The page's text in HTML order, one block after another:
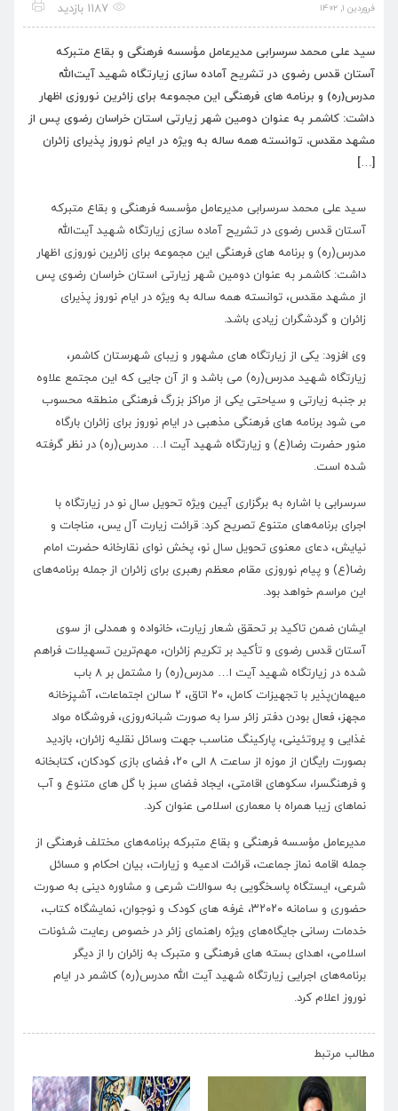
فروردین ۱, ۱۴۰۲ 1187 بازدید
سید علی محمد سرسرابی مدیرعامل مؤسسه فرهنگی و بقاع متبرکه
آستان قدس رضوی در تشریح آماده سازی زیارتگاه شهید آیت‌الله
مدرس(ره) و برنامه های فرهنگی این مجموعه برای زائرین نوروزی اظهار
داشت: کاشمـر به عنوان دومین شهر زیارتی استان خراسان رضوی پس از
مشهد مقدس، توانسته همه ساله به ویژه در ایام نوروز پذیرای زائران
[…]
سید علی محمد سرسرابی مدیرعامل مؤسسه فرهنگی و بقاع متبرکه
آستان قدس رضوی در تشریح آماده سازی زیارتگاه شهید آیت‌الله
مدرس(ره) و برنامه های فرهنگی این مجموعه برای زائرین نوروزی اظهار
داشت: کاشمـر به عنوان دومین شهر زیارتی استان خراسان رضوی پس
از مشهد مقدس، توانسته همه ساله به ویژه در ایام نوروز پذیرای
زائران و گردشگران زیادی باشد.
وی افزود: یکی از زیارتگاه های مشهور و زیبای شهرستان کاشمر،
زیارتگاه شهید مدرس(ره) می باشد و از آن جایی که این مجتمع علاوه
بر جنبه زیارتی و سیاحتی یکی از مراکز بزرگ فرهنگی منطقه محسوب
می شود برنامه های فرهنگی مذهبی در ایام نوروز برای زائران بارگاه
منور حضرت رضا(ع) و زیارتگاه شهید آیت ا… مدرس(ره) در نظر گرفته
شده است.
سرسرابی با اشاره به برگزاری آیین ویژه تحویل سال نو در زیارتگاه با
اجرای برنامه‌های متنوع تصریح کرد: قرائت زیارت آل یس، مناجات و
نیایش، دعای معنوی تحویل سال نو، پخش نوای نقارخانه حضرت امام
رضا(ع) و پیام نوروزی مقام معظم رهبری برای زائران از جمله برنامه‌های
این مراسم خواهد بود.
ایشان ضمن تاکید بر تحقق شعار زیارت، خانواده و همدلی از سوی
آستان قدس رضوی و تأکید بر تکریم زائران، مهم‌ترین تسهیلات فراهم
شده در زیارتگاه شهید آیت ا… مدرس(ره) را مشتمل بر ۸ باب
میهمان‌پذیر با تجهیزات کامل، ۲۰ اتاق، ۲ سالن اجتماعات، آشپزخانه
مجهز، فعال بودن دفتر زائر سرا به صورت شبانه‌روزی، فروشگاه مواد
غذایی و پروتئینی، پارکینگ مناسب جهت وسائل نقلیه زائران، بازدید
بصورت رایگان از موزه از ساعت ۸ الی ۲۰، فضای بازی کودکان، کتابخانه
و فرهنگسرا، سکوهای اقامتی، ایجاد فضای سبز با گل های متنوع و آب
نماهای زیبا همراه با معماری اسلامی عنوان کرد.
مدیرعامل مؤسسه فرهنگی و بقاع متبرکه برنامه‌های مختلف فرهنگی از
جمله اقامه نماز جماعت، قرائت ادعیه و زیارات، بیان احکام و مسائل
شرعی، ایستگاه پاسخگویی به سوالات شرعی و مشاوره دینی به صورت
حضوری و سامانه ۳۲۰۲۰، غرفه های کودک و نوجوان، نمایشگاه کتاب،
خدمات رسانی جایگاه‌های ویژه راهنمای زائر در خصوص رعایت شئونات
اسلامی، اهدای بسته های فرهنگی و متبرک به زائران را از دیگر
برنامه‌های اجرایی زیارتگاه شهید آیت الله مدرس(ره) کاشمر در ایام
نوروز اعلام کرد.
مطالب مرتبط